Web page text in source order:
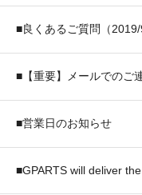
■良くあるご質問（2019/
■【重要】メールでのご
■営業日のお知らせ
■GPARTS will deliver